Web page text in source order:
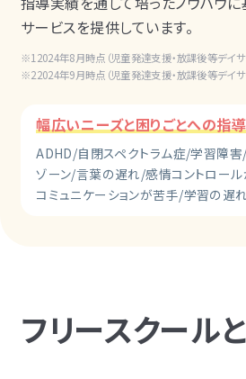
サービスを提供しています。
2024年8月時点（児童発達支援・放課後等デイサ
2024年9月時点（児童発達支援・放課後等デイサ
幅広いニーズと困りごとへの指導
ADHD/自閉スペクトラム症/学習障害
ゾーン/言葉の遅れ/感情コントロー
コミュニケーションが苦手/学習の遅れ
フリースクール